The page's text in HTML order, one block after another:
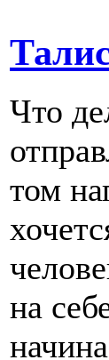
Что
том
на